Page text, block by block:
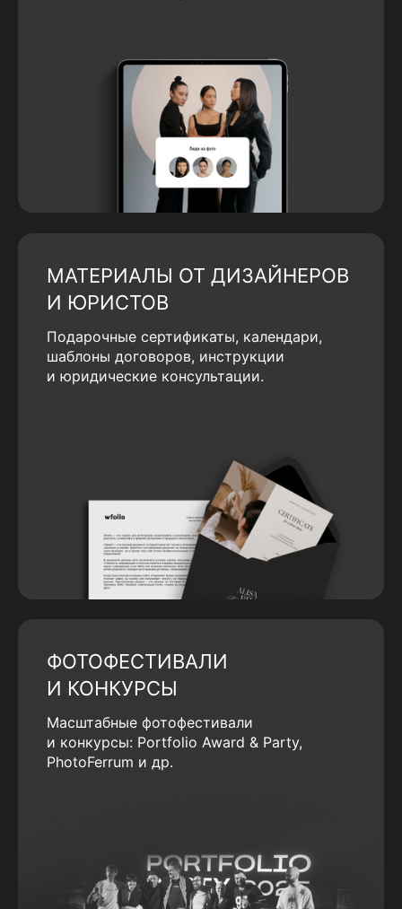
МАТЕРИАЛЫ ОТ ДИЗАЙНЕРОВ
И ЮРИСТОВ
Подарочные сертификаты, календари,
шаблоны договоров, инструкции
и юридические консультации.
ФОТОФЕСТИВАЛИ
И КОНКУРСЫ
Масштабные фотофестивали
и конкурсы: Portfolio Award & Party,
PhotoFerrum и др.